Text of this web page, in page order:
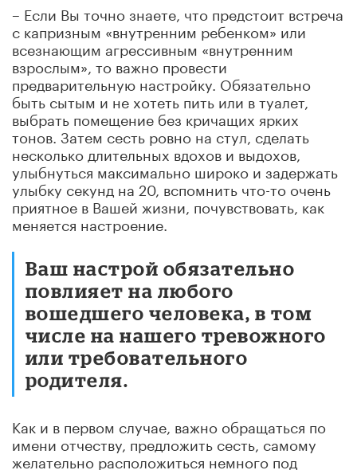
– Если Вы точно знаете, что предстоит встреча
с капризным «внутренним ребенком» или
всезнающим агрессивным «внутренним
взрослым», то важно провести
предварительную настройку. Обязательно
быть сытым и не хотеть пить или в туалет,
выбрать помещение без кричащих ярких
тонов. Затем сесть ровно на стул, сделать
несколько длительных вдохов и выдохов,
улыбнуться максимально широко и задержать
улыбку секунд на 20, вспомнить что-то очень
приятное в Вашей жизни, почувствовать, как
меняется настроение.
Ваш настрой обязательно
повлияет на любого
вошедшего человека, в том
числе на нашего тревожного
или требовательного
родителя.
Как и в первом случае, важно обращаться по
имени отчеству, предложить сесть, самому
желательно расположиться немного под